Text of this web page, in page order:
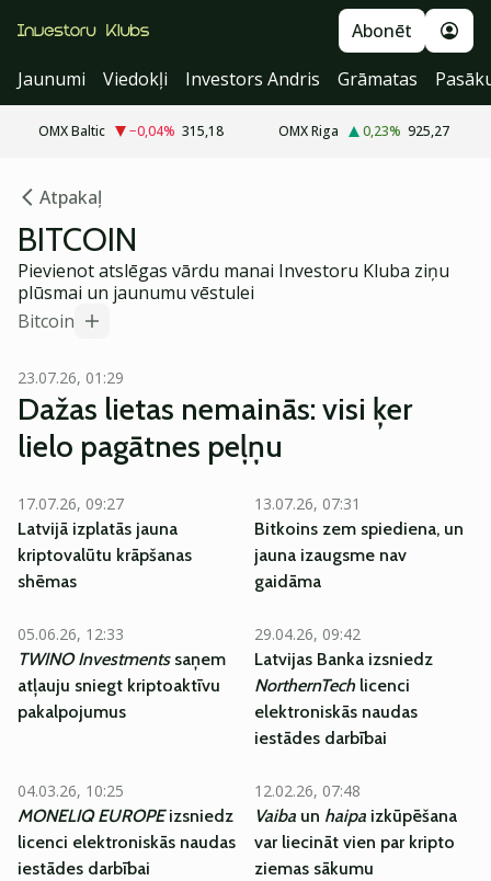
Abonēt
Jaunumi
Viedokļi Investors Andris Grāmatas
OMX Baltic −0,04% 315,18 OMX Riga 0,23% 925,27
Atpakaļ
BITCOIN
Pievienot atslēgas vārdu manai Investoru Kluba ziņu
plūsmai un jaunumu vēstulei
Bitcoin
23.07.26, 01:29
Dažas lietas nemainās: visi ķer
lielo pagātnes peļņu
17.07.26, 09:27
Latvijā izplatās jauna
kriptovalūtu krāpšanas
shēmas
13.07.26, 07:31
Bitkoins zem spiediena, un
jauna izaugsme nav
gaidāma
05.06.26, 12:33
TWINO Investmentssaņem
atļauju sniegt kriptoaktīvu
pakalpojumus
29.04.26, 09:42
Latvijas Banka izsniedz
NorthernTechlicenci
elektroniskās naudas
iestādes darbībai
04.03.26, 10:25
MONELIQ EUROPEizsniedz
licenci elektroniskās naudas
iestādes darbībai
12.02.26, 07:48
Vaiba un haipa izkūpēšana
var liecināt vien par kripto
ziemas sākumu